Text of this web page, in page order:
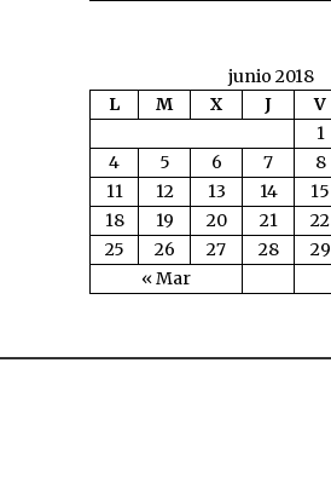
junio 2018
L
M X J V
« Mar
1
4
5 6 7 8
11
12 13 14 15
18
19 20 21 22
25
26 27 28 29